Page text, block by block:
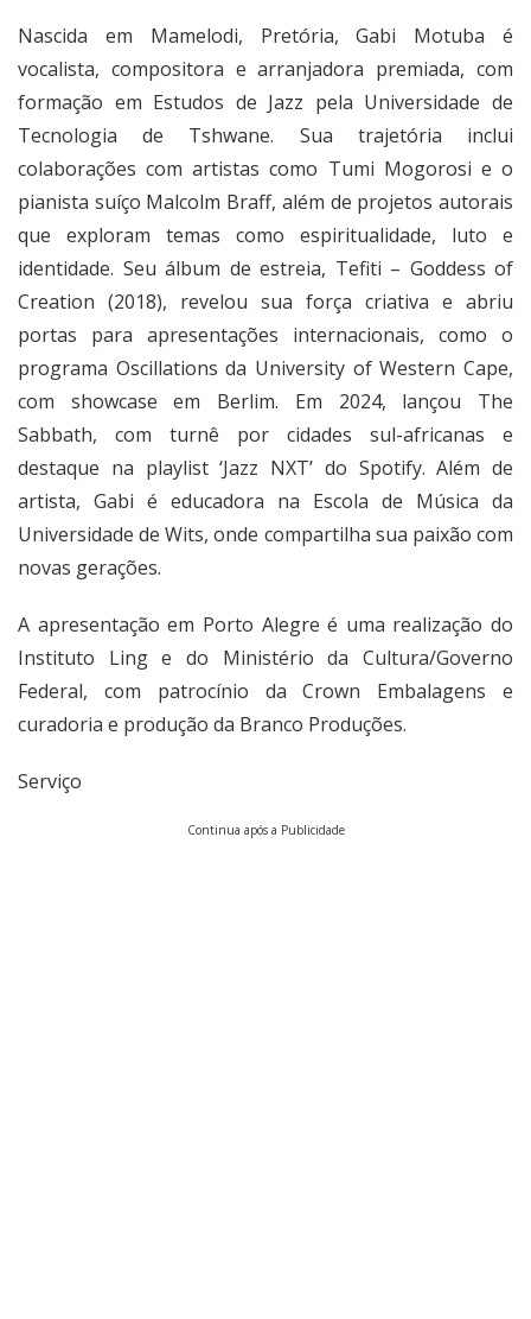
Nascida em Mamelodi, Pretória, Gabi Motuba é
vocalista, compositora e arranjadora premiada, com
formação em Estudos de Jazz pela Universidade de
Tecnologia de Tshwane. Sua trajetória inclui
colaborações com artistas como Tumi Mogorosi e o
pianista suíço Malcolm Braff, além de projetos autorais
que exploram temas como espiritualidade, luto e
identidade. Seu álbum de estreia, Tefiti – Goddess of
Creation (2018), revelou sua força criativa e abriu
portas para apresentações internacionais, como o
programa Oscillations da University of Western Cape,
com showcase em Berlim. Em 2024, lançou The
Sabbath, com turnê por cidades sul-africanas e
destaque na playlist ‘Jazz NXT’ do Spotify. Além de
artista, Gabi é educadora na Escola de Música da
Universidade de Wits, onde compartilha sua paixão com
novas gerações.
A apresentação em Porto Alegre é uma realização do
Instituto Ling e do Ministério da Cultura/Governo
Federal, com patrocínio da Crown Embalagens e
curadoria e produção da Branco Produções.
Serviço
Continua após a Publicidade